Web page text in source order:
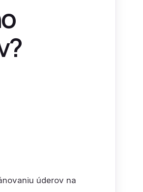
úderov na